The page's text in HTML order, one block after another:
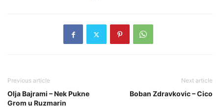
Previous article
Olja Bajrami – Nek Pukne
Grom u Ruzmarin
Next article
Boban Zdravkovic – Cico